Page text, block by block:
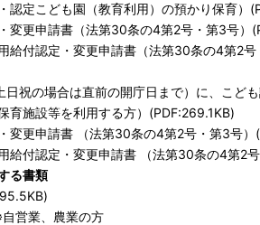
認定こども園（教育利用）の預かり保育）
変更申請書（法第30条の4第2号・第3号）
給付認定・変更申請書（法第30条の4第2
祝の場合は直前の開庁日まで）に、こど
育施設等を利用する方）(PDF:269.1KB)
変更申請書 （法第30条の4第2号・第3号
給付認定・変更申請書 （法第30条の4第2
る書類
営業、農業の方